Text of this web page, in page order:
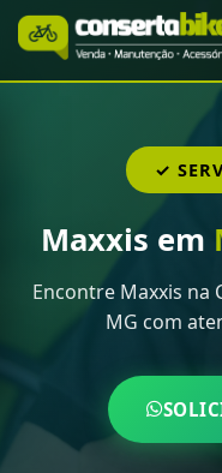
✓
Maxxis em
Encontre Maxxis na
MG com